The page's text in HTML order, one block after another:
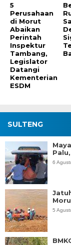
5
Perusahaan
di Morut
Abaikan
Perintah
Inspektur
Tambang,
Legislator
Datangi
Kementerian
ESDM
SULTENG
6
5